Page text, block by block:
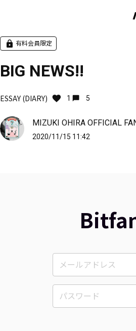
有料会員限定
BIG NEWS!!
ESSAY (DIARY) 1 5
MIZUKI OHIRA OFFICIAL
2020/11/15 11:42